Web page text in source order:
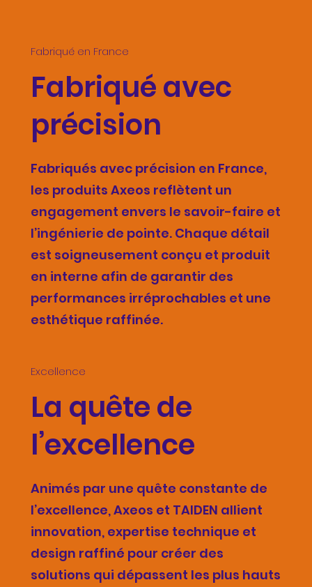
Fabriqué en France
Fabriqué avec
précision
Fabriqués avec précision en France,
les produits Axeos reflètent un
engagement envers le savoir-faire et
l’ingénierie de pointe. Chaque détail
est soigneusement conçu et produit
en interne afin de garantir des
performances irréprochables et une
esthétique raffinée.
Excellence
La quête de
l’excellence
Animés par une quête constante de
l’excellence, Axeos et TAIDEN allient
innovation, expertise technique et
design raffiné pour créer des
solutions qui dépassent les plus hauts